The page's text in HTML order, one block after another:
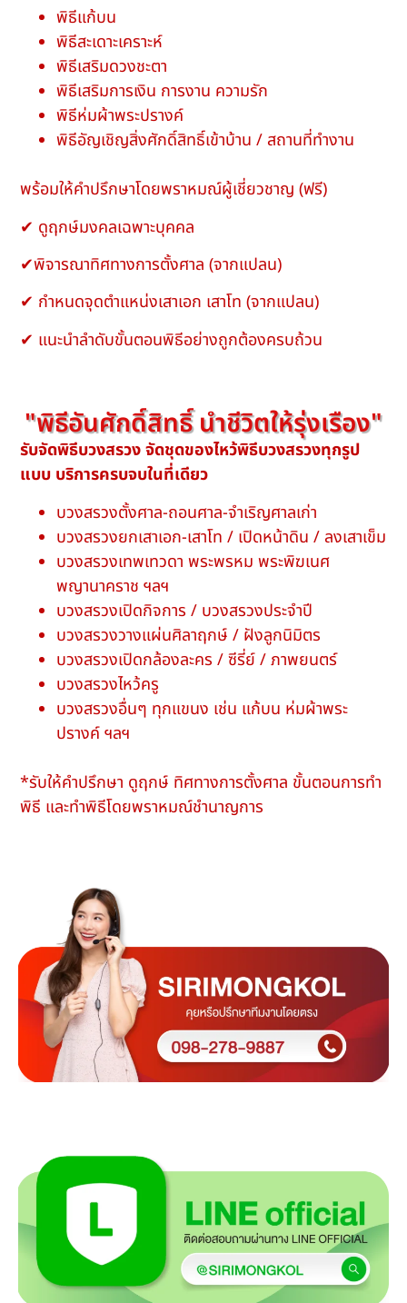
พิธีแก้บน
พิธีสะเดาะเคราะห์
พิธีเสริมดวงชะตา
พิธีเสริมการเงิน การงาน ความรัก
พิธีห่มผ้าพระปรางค์
พิธีอัญเชิญสิ่งศักดิ์สิทธิ์เข้าบ้าน / สถานที่ทำงาน
พร้อมให้คำปรึกษาโดยพราหมณ์ผู้เชี่ยวชาญ (ฟรี)
✔ ดูฤกษ์มงคลเฉพาะบุคคล
✔พิจารณาทิศทางการตั้งศาล (จากแปลน)
✔ กำหนดจุดตำแหน่งเสาเอก เสาโท (จากแปลน)
✔ แนะนำลำดับขั้นตอนพิธีอย่างถูกต้องครบถ้วน
"พิธีอันศักดิ์สิทธิ์ นำชีวิตให้รุ่งเรือง"
รับจัดพิธีบวงสรวงจัดชุดของไหว้พิธีบวงสรวงทุกรูป
แบบ บริการครบจบในที่เดียว
บวงสรวงตั้งศาล-ถอนศาล-จำเริญศาลเก่า
บวงสรวงยกเสาเอก-เสาโท / เปิดหน้าดิน / ลงเสาเข็ม
บวงสรวงเทพเทวดา พระพรหม พระพิฆเนศ
พญานาคราช ฯลฯ
บวงสรวงเปิดกิจการ / บวงสรวงประจำปี
บวงสรวงวางแผ่นศิลาฤกษ์ / ฝังลูกนิมิตร
บวงสรวงเปิดกล้องละคร / ซีรี่ย์ / ภาพยนตร์
บวงสรวงไหว้ครู
บวงสรวงอื่นๆ ทุกแขนง เช่น แก้บน ห่มผ้าพระ
ปรางค์ ฯลฯ
*รับให้คำปรึกษา ดูฤกษ์ ทิศทางการตั้งศาล ขั้นตอนการทำ
พิธี และทำพิธีโดยพราหมณ์ชำนาญการ